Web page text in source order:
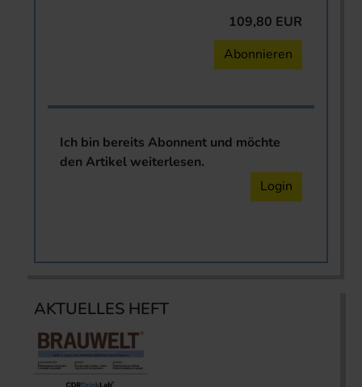
109,80 EUR
Abonnieren
Ich bin bereits Abonnent und möchte
den Artikel weiterlesen.
Login
AKTUELLES HEFT